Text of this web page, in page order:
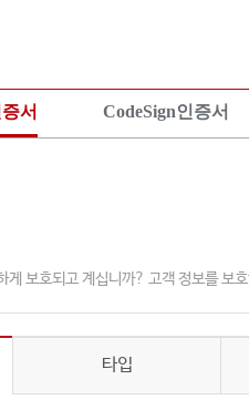
서 CodeSign인증서
설치가이드
게 보호되고 계십니까? 고객 정보를 보
타입